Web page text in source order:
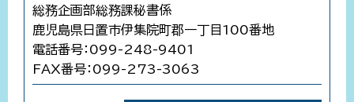
総務企画部総務課秘書係
鹿児島県日置市伊集院町郡一丁目100番地
電話番号：099-248-9401
FAX番号：099-273-3063